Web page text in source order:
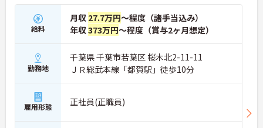
給料
月収 27.7万円～程度（諸手当込み）
年収373万円～程度（賞与2ヶ月想定）
勤務地
千葉県 千葉市若葉区 桜木北2-11-11
ＪＲ総武本線「都賀駅」徒歩10分
雇用形態 正社員(正職員)